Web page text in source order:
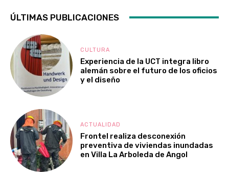
ÚLTIMAS PUBLICACIONES
CULTURA
Experiencia de la UCT integra libro
alemán sobre el futuro de los oficios
y el diseño
ACTUALIDAD
Frontel realiza desconexión
preventiva de viviendas inundadas
en Villa La Arboleda de Angol